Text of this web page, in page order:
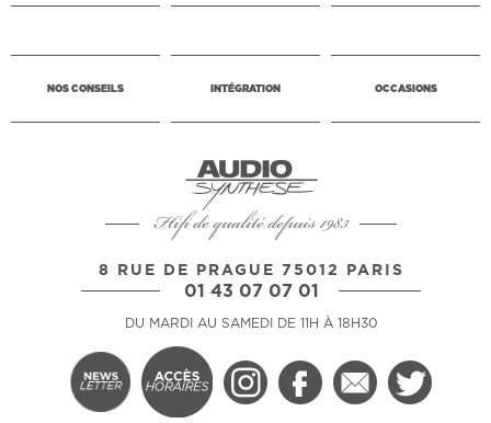
NOS CONSEILS INTÉGRATION OCCASIONS
Hifi de qualité depuis 1983
8 RUE DE PRAGUE 75012 PARIS
01 43 07 07 01
DU MARDI AU SAMEDI DE 11H À 18H30